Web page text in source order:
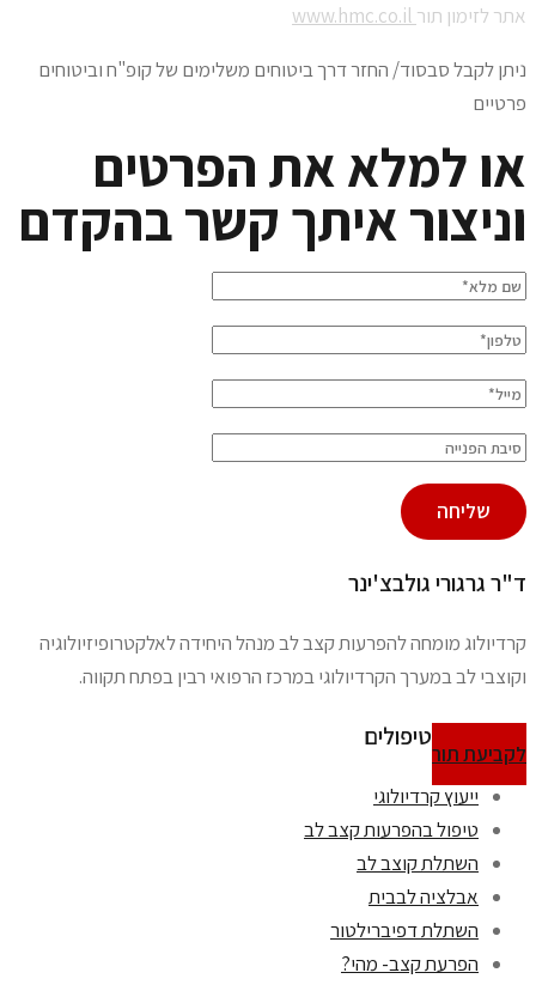
לזימון תורwww.hmc.co.il
לקבל סבסוד/ החזר דרך ביטוחים משלימים של קופ"ח וביטוחים
למלא את הפרטים
איתך קשר בהקדם
שליחה
גרגורי גולבצ'ינר
מומחה להפרעות קצב לב מנהל היחידה לאלקטרופיזיולוגיה
לב במערך הקרדיולוגי במרכז הרפואי רבין בפתח תקווה.
תור
טיפולים
ייעוץ קרדיולוגי
טיפול בהפרעות קצב לב
השתלת קוצב לב
אבלציה לבבית
השתלת דפיברילטור
הפרעת קצב- מהי?